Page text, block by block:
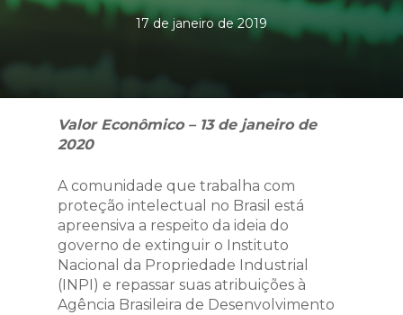
17 de janeiro de 2019
Valor Econômico – 13 de janeiro de
2020
A comunidade que trabalha com
proteção intelectual no Brasil está
apreensiva a respeito da ideia do
governo de extinguir o Instituto
Nacional da Propriedade Industrial
(INPI) e repassar suas atribuições à
Agência Brasileira de Desenvolvimento